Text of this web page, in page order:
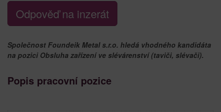
Odpověď na inzerát
Společnost Foundeik Metal s.r.o. hledá vhodného kandidáta
na pozici Obsluha zařízení ve slévárenství (taviči, slévači).
Popis pracovní pozice